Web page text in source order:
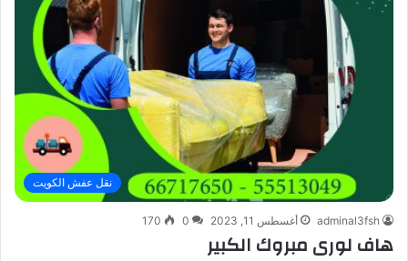
نقل عفش الكويت
adminal3fsh أغسطس 11, 2023 0
170
هاف لورى مبروك الكبير